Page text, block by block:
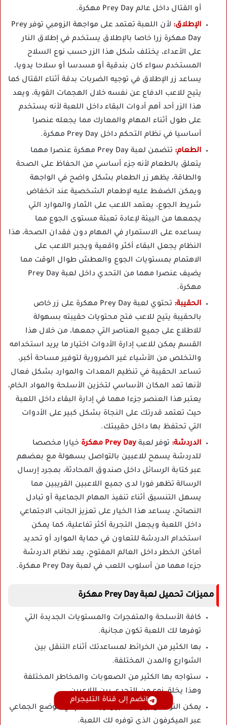
أو القتال داخل عالم Prey Day مهكرة.
الإطلاق:
لأن اللعبة تعتمد على مواجهة الزومبي توفر Prey
Day مهكرة زرا خاصا بالإطلاق يستخدم في إطلاق النار
على الأعداء، يختلف شكل هذا الزر حسب نوع السلاح
المستخدم سواء كان بندقية أو مسدسا أو سلاحا يدويا،
يساعد زر الإطلاق في توجيه الضربات بدقة أثناء القتال كما
يتيح للاعب الدفاع عن نفسه خلال الهجمات القوية، ويعد
هذا الزر أحد أهم أدوات البقاء داخل اللعبة لأنه يستخدم
على طول أثناء المهام والمعارك مما يجعله عنصرا
أساسيا في نظام التحكم داخل Prey Day مهكرة.
الطعام:
تتضمن لعبة Prey Day مهكرة عنصرا مهما
يتعلق بالطعام لأنه جزء أساسي من الحفاظ على الصحة
والطاقة، يظهر زر الطعام بشكل واضح في الواجهة
ويمكن الضغط عليه لإطعام الشخصية عند انخفاض
شريط الجوع، يعتمد اللاعب على الثمار والموارد التي
يجمعها من البيئة لإعادة تعبئة مستوى الجوع مما
يساعده على الاستمرار في المهام دون فقدان الصحة، هذا
النظام يجعل البقاء أكثر واقعية ويجبر اللاعب على
الاهتمام بمستويات الجوع والعطش طوال الوقت مما
يضيف عنصرا مهما من التحدي داخل لعبة Prey Day
مهكرة.
الحقيبة:
تحتوي لعبة Prey Day مهكرة على زر خاص
بالحقيبة يتيح للاعب فتح محتويات حقيبته بسهولة
للاطلاع على جميع العناصر التي جمعها، من خلال هذا
القسم يمكن للاعب إدارة الأدوات اختيار ما يريد استخدامه
والتخلص من الأشياء غير الضرورية لتوفير مساحة أكبر،
تساعد الحقيبة في تنظيم المعدات والموارد بشكل فعال
لأنها تعد المكان الأساسي لتخزين الأسلحة والمواد الخام،
يعتبر هذا العنصر جزءا مهما في إدارة البقاء داخل اللعبة
حيث تعتمد قدرتك على النجاة بشكل كبير على الأدوات
التي تحتفظ بها داخل حقيبتك.
الدردشة: توفر لعبة Prey Day مهكرة
خيارا مخصصا
للدردشة يسمح للاعبين بالتواصل بسهولة مع بعضهم
عبر كتابة الرسائل داخل صندوق المحادثة، بمجرد إرسال
الرسالة تظهر فورا لدى جميع اللاعبين القريبين مما
يسهل التنسيق أثناء تنفيذ المهام الجماعية أو تبادل
النصائح، يساعد هذا الخيار على تعزيز الجانب الاجتماعي
داخل اللعبة ويجعل التجربة أكثر تفاعلية، كما يمكن
استخدام الدردشة للتعاون في حماية الموارد أو تحديد
أماكن الخطر داخل العالم المفتوح، يعد نظام الدردشة
جزءا مهما من أسلوب اللعب في لعبة Prey Day مهكرة.
مميزات تحميل لعبة Prey Day مهكرة
كافة الأسلحة والمتفجرات والمستويات الجديدة التي
توفرها لك اللعبة تكون مجانية.
بها الكثير من الخرائط لمساعدتك أثناء التنقل بين
الشوارع والمدن المختلفة.
ستواجه بها الكثير من الصعوبات والمخاطر المختلفة
وهذا يخلق نوع من التحدي بين اللاعبين.
يمكن التواصل بين اللاعبين وبعضهم في الوضع الجماعي
عبر الميكرفون الذي توفره لك اللعبة.
انضم إلى قناة التليجرام